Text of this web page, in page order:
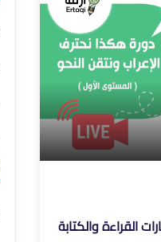
القراءة والكتابة